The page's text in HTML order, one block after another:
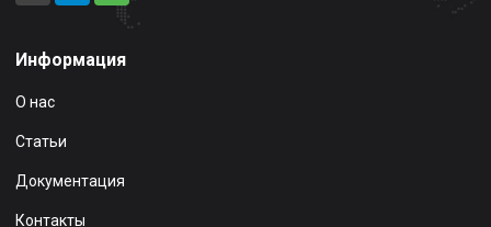
Информация
О нас
Статьи
Документация
Контакты